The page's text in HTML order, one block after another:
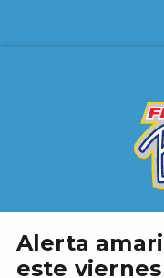
Alerta
este